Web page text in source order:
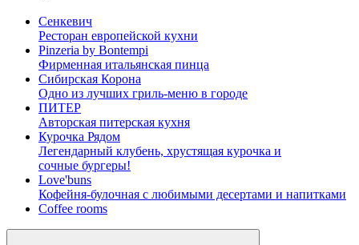
Сенкевич
Ресторан европейской кухни
Pinzeria by Bontempi
Фирменная итальянская пинца
Сибирская Корона
Одно из лучших гриль-меню в городе
ПИТЕР
Авторская питерская кухня
Курочка Рядом
Легендарный клубень, хрустящая курочка и
сочные бургеры!
Love'buns
Кофейня-булочная с любимыми десертами и напитками
Coffee rooms